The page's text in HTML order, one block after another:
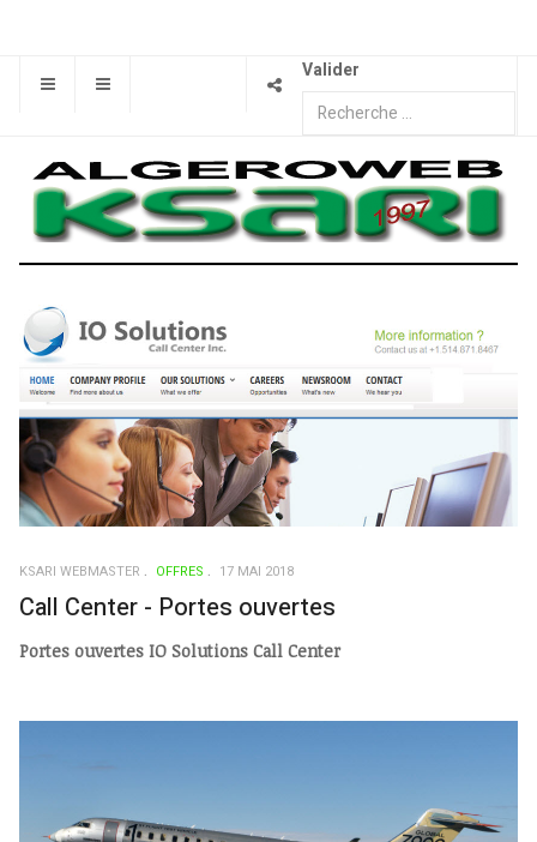
Valider
KSARI WEBMASTER OFFRES 17 MAI 2018
Call Center - Portes ouvertes
Portes ouvertes IO Solutions Call Center